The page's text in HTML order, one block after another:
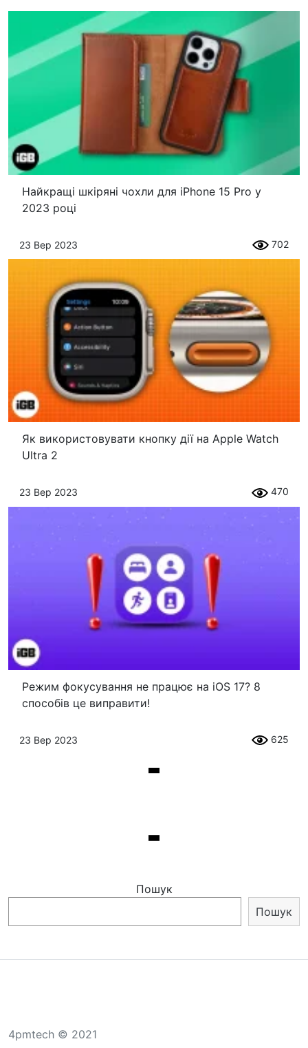
Найкращі шкіряні чохли для iPhone 15 Pro у
2023 році
23 Вер 2023 702
Як використовувати кнопку дії на Apple Watch
Ultra 2
23 Вер 2023 470
Режим фокусування не працює на iOS 17? 8
способів це виправити!
23 Вер 2023 625
Пошук
Пошук
4pmtech © 2021